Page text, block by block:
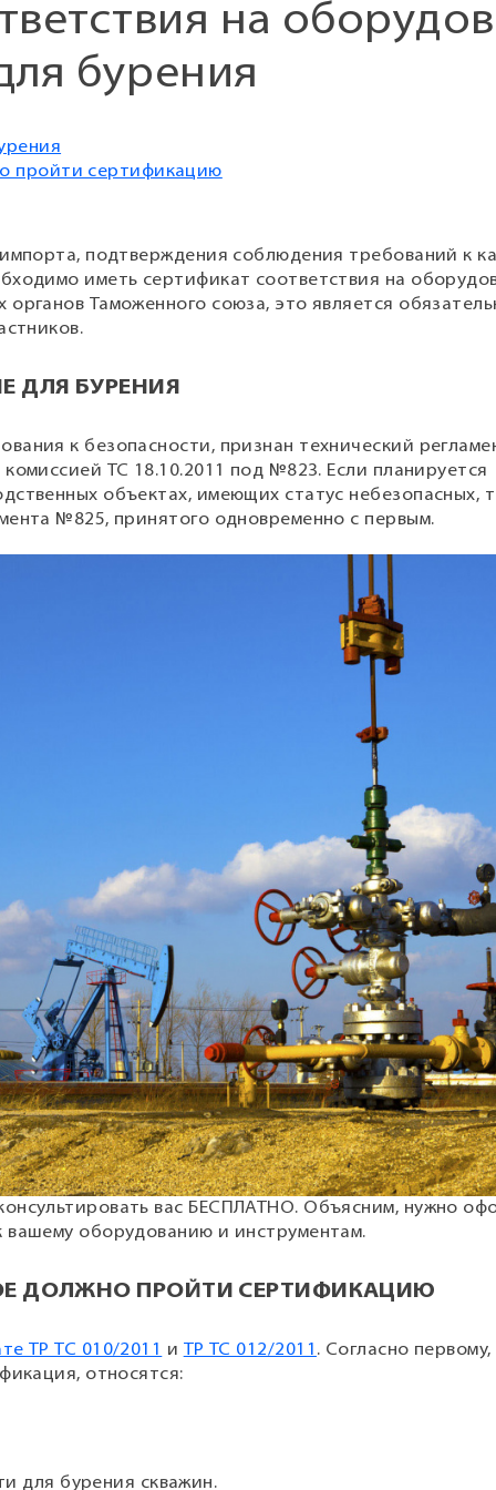
на
бурения
пройти сертификацию
подтверждения соблюдения требований к
иметь сертификат соответствия на
Таможенного союза, это является
ДЛЯ БУРЕНИЯ
к безопасности, признан технический
ТС 18.10.2011 под №823. Если планируется
объектах, имеющих статус небезопасных,
№825, принятого одновременно с первым.
вас БЕСПЛАТНО. Объясним, нужно
оборудованию и инструментам.
ДОЛЖНО ПРОЙТИ СЕРТИФИКАЦИЮ
ТР ТС 010/2011 и ТР ТС 012/2011 . Согласно первому,
относятся:
для бурения скважин.